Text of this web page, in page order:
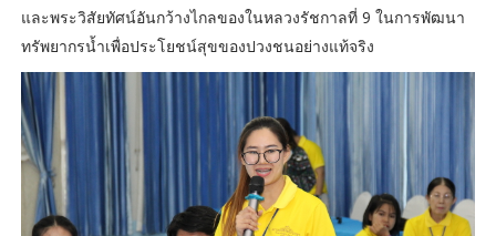
และพระวิสัยทัศน์อันกว้างไกลของในหลวงรัชกาลที่ 9 ในการพัฒนา
ทรัพยากรน้ำเพื่อประโยชน์สุขของปวงชนอย่างแท้จริง